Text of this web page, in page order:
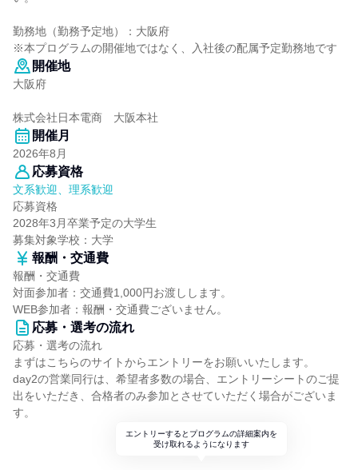
勤務地（勤務予定地）：大阪府
※本プログラムの開催地ではなく、入社後の配属予定勤務地です
開催地
大阪府
株式会社日本電商 大阪本社
開催月
2026年8月
応募資格
文系歓迎、理系歓迎
応募資格
2028年3月卒業予定の大学生
募集対象学校：大学
報酬・交通費
報酬・交通費
対面参加者：交通費1,000円お渡しします。
WEB参加者：報酬・交通費ございません。
応募・選考の流れ
応募・選考の流れ
まずはこちらのサイトからエントリーをお願いいたします。
day2の営業同行は、希望者多数の場合、エントリーシートのご提
出をいただき、合格者のみ参加とさせていただく場合がございま
す。
エントリーするとプログラムの詳細案内を
受け取れるようになります